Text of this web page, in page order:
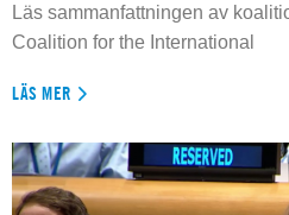
Läs sammanfattningen av
Coalition for the International
LÄS MER